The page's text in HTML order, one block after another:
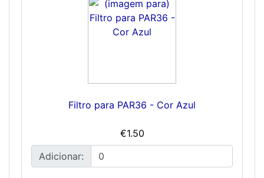
Filtro para PAR36 - Cor Azul
€1.50
Adicionar: